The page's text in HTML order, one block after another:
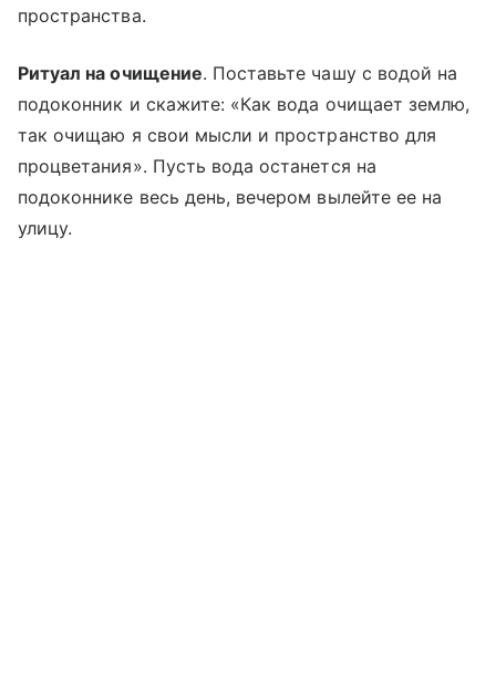
пространства.
Ритуал на очищение. Поставьте чашу с водой на
подоконник и скажите: «Как вода очищает землю,
так очищаю я свои мысли и пространство для
процветания». Пусть вода останется на
подоконнике весь день, вечером вылейте ее на
улицу.